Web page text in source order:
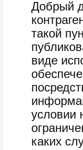
Добрый
такой
виде
условии
каких